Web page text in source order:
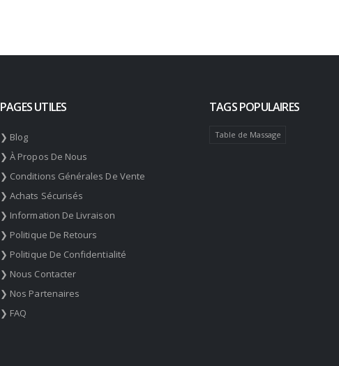
PAGES UTILES
❯ Blog
❯ À Propos De Nous
❯ Conditions Générales De Vente
❯ Achats Sécurisés
❯ Information De Livraison
❯ Politique De Retours
❯ Politique De Confidentialité
❯ Nous Contacter
❯ Nos Partenaires
❯ FAQ
TAGS POPULAIRES
Table de Massage